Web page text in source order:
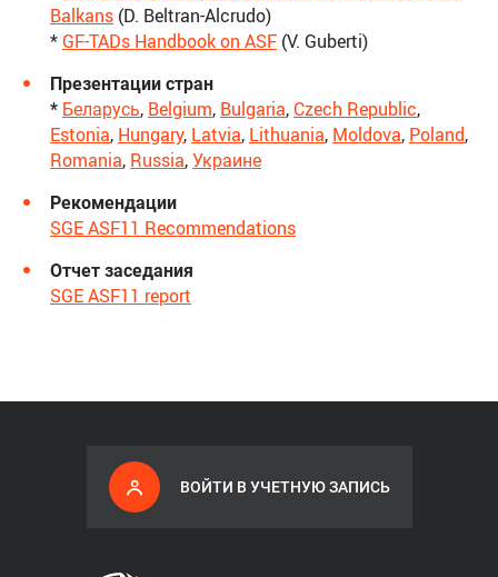
Balkans (D. Beltran-Alcrudo)
* GF-TADs Handbook on ASF (V. Guberti)
Презентациистран
* Беларусь, Belgium, Bulgaria, Czech Republic,
Estonia, Hungary, Latvia, Lithuania, Moldova, Poland,
Romania, Russia,Украине
Рекомендации
SGE ASF11 Recommendations
Отчет заседания
SGE ASF11 report
ВОЙТИ В УЧЕТНУЮ ЗАПИСЬ